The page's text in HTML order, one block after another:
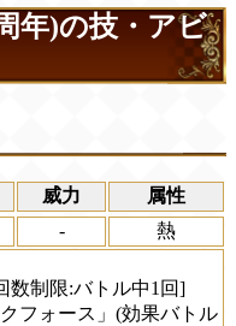
年)の技・アビ
威力 属性
-
熱
数制限:バトル中1回]
フォース」(効果バトル